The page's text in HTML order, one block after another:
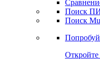
Поиск
Поиск